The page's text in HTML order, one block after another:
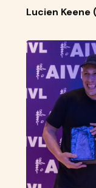
Lucien